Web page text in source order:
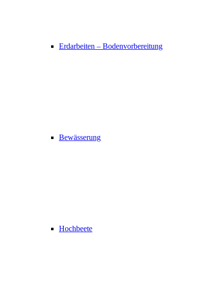
Erdarbeiten – Bodenvorbereitung
Bewässerung
Hochbeete